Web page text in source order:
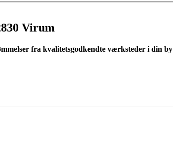
Virum
fra kvalitetsgodkendte værksteder i din by